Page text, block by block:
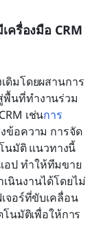
ครื่องมือ CRM
ดิมโดยผสานการ
พื้นที่ทำงานร่วม
เช่นการ
ข้อความ การจัด
นมัติ แนวทางนี้
อป ทำให้ทีมขาย
นินงานได้โดยไม่
จอร์ที่ขับเคลื่อน
นมัติเพื่อให้การ